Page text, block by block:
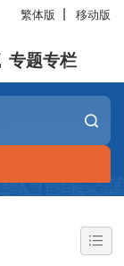
繁体版 移动版
专题专栏